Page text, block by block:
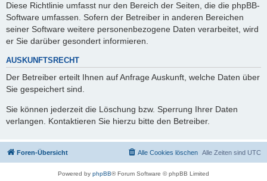
Diese Richtlinie umfasst nur den Bereich der Seiten, die die phpBB-
Software umfassen. Sofern der Betreiber in anderen Bereichen
seiner Software weitere personenbezogene Daten verarbeitet, wird
er Sie darüber gesondert informieren.
AUSKUNFTSRECHT
Der Betreiber erteilt Ihnen auf Anfrage Auskunft, welche Daten über
Sie gespeichert sind.
Sie können jederzeit die Löschung bzw. Sperrung Ihrer Daten
verlangen. Kontaktieren Sie hierzu bitte den Betreiber.
Foren-Übersicht Alle Zeiten sind UTC
Alle Cookies löschen
Powered by phpBB® Forum Software © phpBB Limited